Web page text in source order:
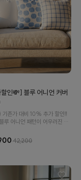
인💸] 블루 어니언 커버
기존가 대비 10% 추가 할인‼️
루 어니언 패턴이 어우러진 감
42,200